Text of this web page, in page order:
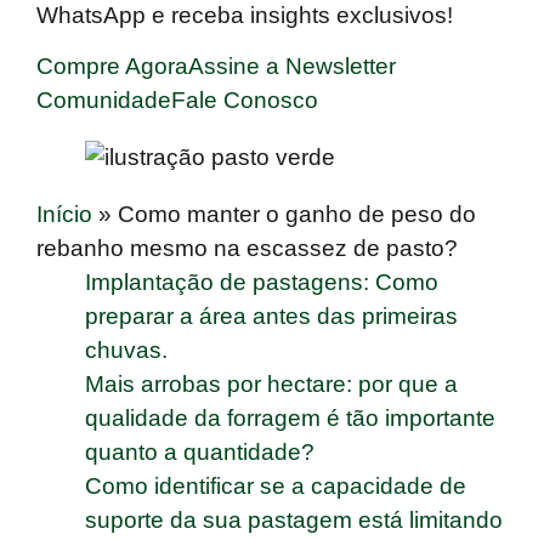
WhatsApp e receba insights exclusivos!
Compre AgoraAssine a Newsletter
ComunidadeFale Conosco
Início » Como manter o ganho de peso do
rebanho mesmo na escassez de pasto?
Implantação de pastagens: Como
preparar a área antes das primeiras
chuvas.
Mais arrobas por hectare: por que a
qualidade da forragem é tão importante
quanto a quantidade?
Como identificar se a capacidade de
suporte da sua pastagem está limitando